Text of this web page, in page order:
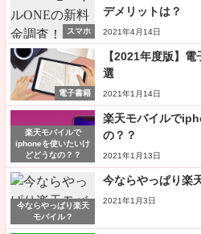
スマホ
デメリットは？
2021年4月14日
電子書籍
【2021年度版】
選
2021年1月14日
楽天モバイルで
iphoneを使いたいけ
どどうなの？？
楽天モバイルで
の？？
2021年1月13日
今ならやっぱり楽天
モバイル？
今ならやっぱり楽
2021年1月3日